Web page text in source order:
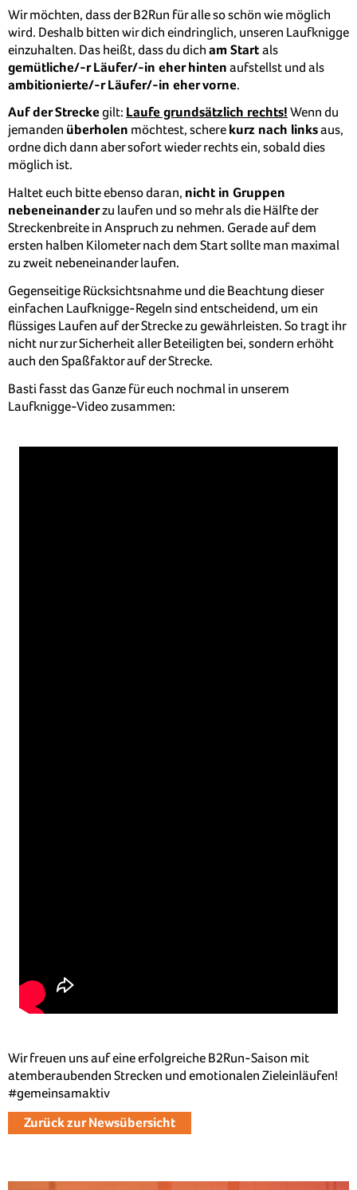
Wir möchten, dass der B2Run für alle so schön wie möglich
wird. Deshalb bitten wir dich eindringlich, unseren Laufknigge
einzuhalten. Das heißt, dass du dich am Start als
gemütliche/-r Läufer/-in eher hinten aufstellst und als
ambitionierte/-r Läufer/-in eher vorne.
Auf der Streckegilt: Laufe grundsätzlich rechts! Wenn du
jemanden überholen möchtest, schere kurz nach linksaus,
ordne dich dann aber sofort wieder rechts ein, sobald dies
möglich ist.
Haltet euch bitte ebenso daran, nicht in Gruppen
nebeneinanderzu laufen und so mehr als die Hälfte der
Streckenbreite in Anspruch zu nehmen. Gerade auf dem
ersten halben Kilometer nach dem Start sollte man maximal
zu zweit nebeneinander laufen.
Gegenseitige Rücksichtsnahme und die Beachtung dieser
einfachen Laufknigge-Regeln sind entscheidend, um ein
flüssiges Laufen auf der Strecke zu gewährleisten. So tragt ihr
nicht nur zur Sicherheit aller Beteiligten bei, sondern erhöht
auch den Spaßfaktor auf der Strecke.
Basti fasst das Ganze für euch nochmal in unserem
Laufknigge-Video zusammen:
Wir freuen uns auf eine erfolgreiche B2Run-Saison mit
atemberaubenden Strecken und emotionalen Zieleinläufen!
#gemeinsamaktiv
Zurück zur Newsübersicht